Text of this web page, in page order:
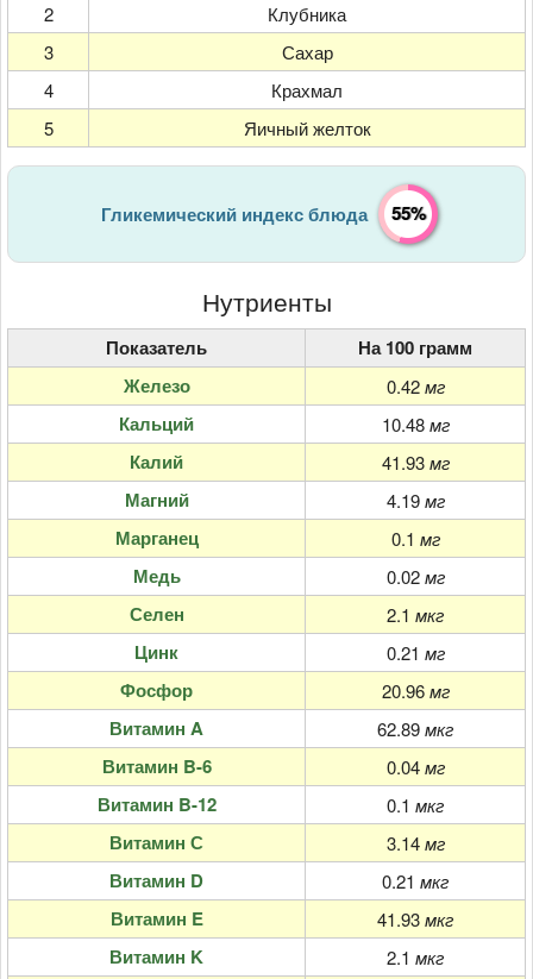
2
Клубника
3
Сахар
4
Крахмал
5
Яичный желток
Гликемический индекс блюда 55%
Нутриенты
Показатель
На 100 грамм
Железо
0.42 мг
Кальций 10.48 мг
Калий 41.93 мг
Магний 4.19 мг
Марганец 0.1 мг
Медь 0.02 мг
Селен 2.1 мкг
Цинк 0.21 мг
Фосфор 20.96 мг
Витамин A 62.89мкг
Витамин B-6 0.04 мг
Витамин B-12 0.1 мкг
Витамин С 3.14 мг
Витамин D 0.21 мкг
Витамин E 41.93мкг
Витамин K 2.1 мкг